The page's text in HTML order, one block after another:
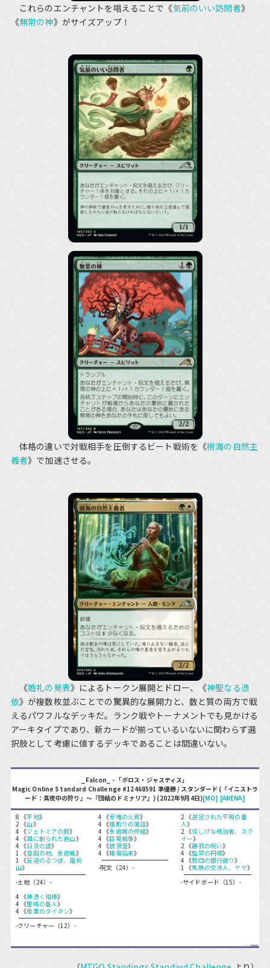
これらのエンチャントを唱えることで《気前のいい訪問者》
《無常の神》がサイズアップ！
体格の違いで対戦相手を圧倒するビート戦術を《樹海の自然主
義者》で加速させる。
《婚礼の発表》によるトークン展開とドロー、《神聖なる憑
依》が複数枚並ぶことでの驚異的な展開力と、数と質の両方で戦
えるパワフルなデッキだ。ランク戦やトーナメントでも見かける
アーキタイプであり、新カードが揃っているいないに関わらず選
択肢として考慮に値するデッキであることは間違いない。
_Falcon_ - 「ボロス・ジャスティス」
Magic Online Standard Challenge #12468591 準優勝 / スタンダード (『イニストラ
ード：真夜中の狩り』～『団結のドミナリア』) (2022年9月4日)[MO] [ARENA]
8 《平地》
2 《山》
4 《ジェトミアの庭》
4 《風に削られた岩山》
4 《日没の道》
1 《皇国の地、永岩城》
1 《反逆のるつぼ、霜剣
山》
-土地（24）-
4 《神憑く相棒》
4 《聖域の番人》
4 《産業のタイタン》
-クリーチャー（12）-
4 《安堵の火葬》
4 《鏡割りの寓話》
4 《永岩城の修繕》
4 《巨竜戦争》
4 《放浪皇》
4 《報復招来》
-呪文（24）-
2 《選定された平和の番
人》
2 《怪しげな統治者、スク
イー》
2 《静寂の呪い》
4 《監禁の円環》
4 《勢団の銀行破り》
1 《焦熱の交渉人、ヤヤ》
-サイドボード（15）-